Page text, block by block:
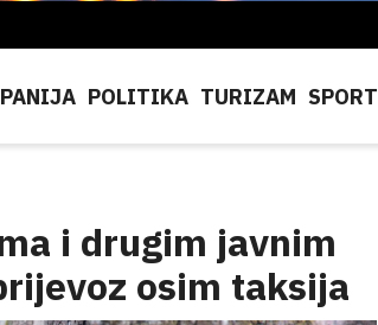
POLITIKA TURIZAM SPORT
i drugim javnim
osim taksija